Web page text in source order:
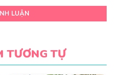
LUẬN
TƯƠNG TỰ